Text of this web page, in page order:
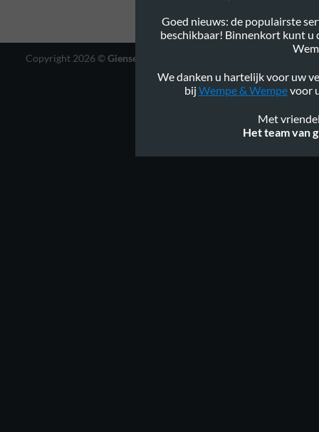
Copyright 2026 ©Gienservies.nl
Design
Goed nieuws: de populairste
beschikbaar! Binnenkort kunt u
We danken u hartelijk voor uw
bij Wempe & Wempevoor
Met
Het team van